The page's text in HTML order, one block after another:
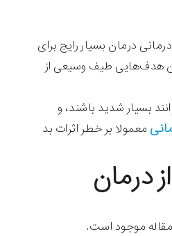
درمان بسیار رایج برای
هدف‌هایی طیف وسیعی از
بسیار شدید باشند، و
معمولا بر خطر اثرات بد
درمان
موجود است.